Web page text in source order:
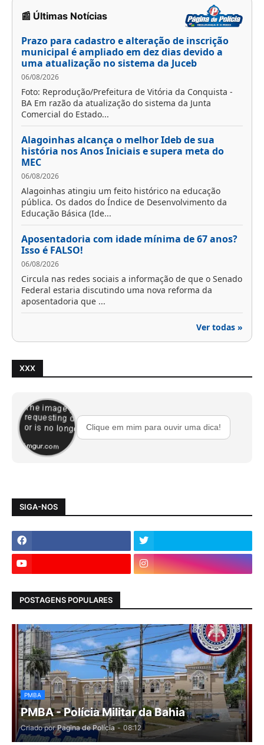
📰 Últimas Notícias
Prazo para cadastro e alteração de inscrição
municipal é ampliado em dez dias devido a
uma atualização no sistema da Juceb
06/08/2026
Foto: Reprodução/Prefeitura de Vitória da Conquista -
BA Em razão da atualização do sistema da Junta
Comercial do Estado...
Alagoinhas alcança o melhor Ideb de sua
história nos Anos Iniciais e supera meta do
MEC
06/08/2026
Alagoinhas atingiu um feito histórico na educação
pública. Os dados do Índice de Desenvolvimento da
Educação Básica (Ide...
Aposentadoria com idade mínima de 67 anos?
Isso é FALSO!
06/08/2026
Circula nas redes sociais a informação de que o Senado
Federal estaria discutindo uma nova reforma da
aposentadoria que ...
Ver todas »
XXX
Clique em mim para ouvir uma dica!
SIGA-NOS
POSTAGENS POPULARES
PMBA
PMBA - Polícia Militar da Bahia
Criado por Pagina de Polícia - 08:12